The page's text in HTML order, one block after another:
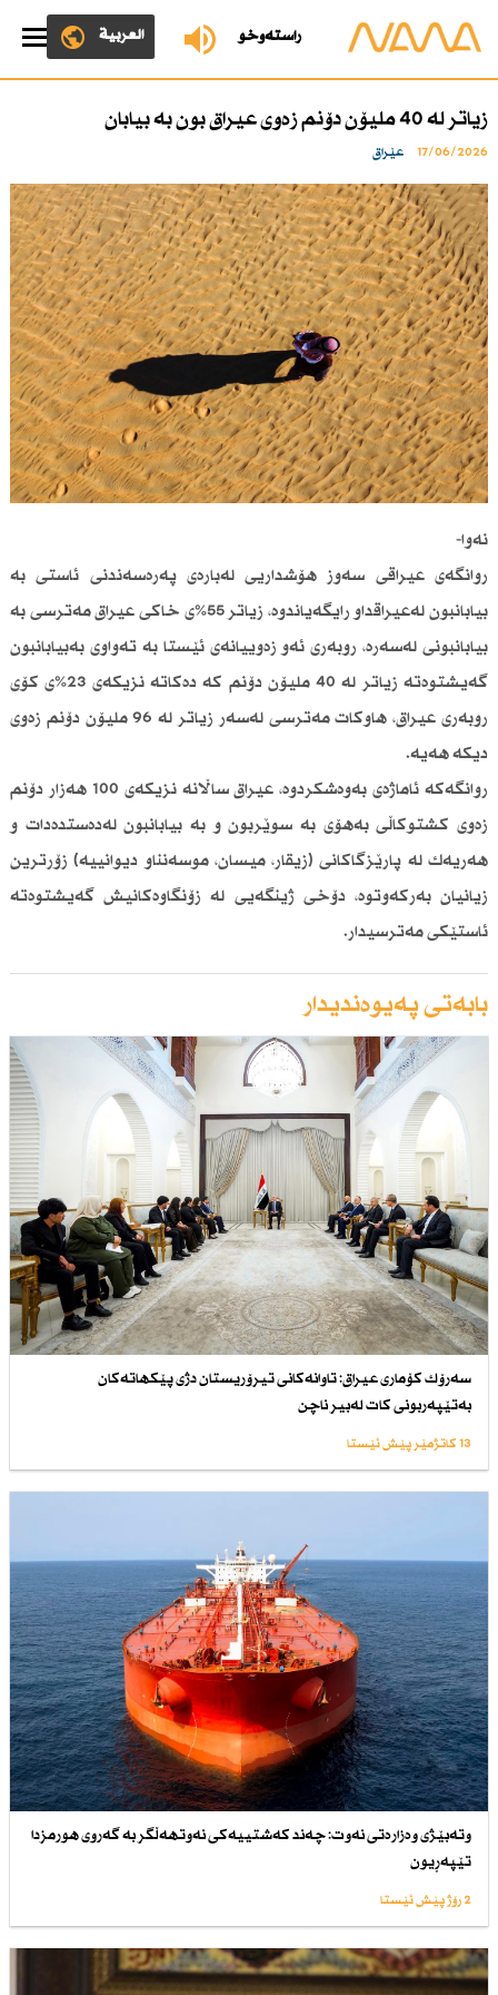
ڕاستەوخۆ العربية
زیاتر لە 40 ملیۆن دۆنم زەوی عیراق بون بە بیابان
17/06/2026 عێراق
نەوا-
روانگەی عیراقی سەوز هۆشداریی لەبارەی پەرەسەندنی ئاستی بە
بیابانبون لەعیراقداو رایگەیاندوە، زیاتر 55%ی خاكی عیراق مەترسی بە
بیابانبونی لەسەرە، روبەری ئەو زەوییانەی ئێستا بە تەواوی بەبیابانبون
گەیشتوەتە زیاتر لە 40 ملیۆن دۆنم كە دەكاتە نزیكەی 23%ی كۆی
روبەری عیراق، هاوكات مەترسی لەسەر زیاتر لە 96 ملیۆن دۆنم زەوی
دیكە هەیە.
روانگەكە ئاماژەی بەوەشكردوە، عیراق ساڵانە نزیكەی 100 هەزار دۆنم
زەوی كشتوكاڵی بەهۆی بە سوێربون و بە بیابانبون لەدەستدەدات و
هەریەك لە پارێزگاكانی (زیقار، میسان، موسەنناو دیوانییە) زۆرترین
زیانیان بەركەوتوە، دۆخی ژینگەیی لە زۆنگاوەكانیش گەیشتوەتە
ئاستێكی مەترسیدار.
بابەتی پەیوەندیدار
سەرۆك كۆماری عیراق: تاوانەكانی تیرۆریستان دژی پێكهاتەكان
بەتێپەربونی كات لەبیر ناچن
13 کاتژمێر پێش ئێستا
وتەبێژی وەزارەتی نەوت: چەند كەشتییەكی نەوتهەڵگر بە گەروی هورمزدا
تێپەڕیون
2 رۆژ پێش ئێستا